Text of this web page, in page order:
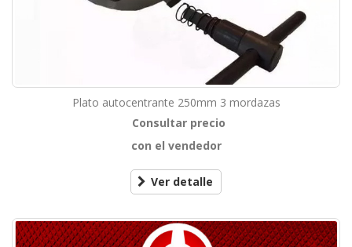
Plato autocentrante 250mm 3 mordazas
Consultar precio
con el vendedor
Ver detalle